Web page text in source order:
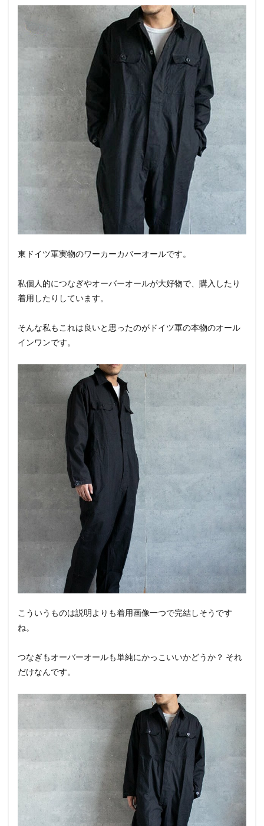
東ドイツ軍実物のワーカーカバーオールです。
私個人的につなぎやオーバーオールが大好物で、購入したり
着用したりしています。
そんな私もこれは良いと思ったのがドイツ軍の本物のオール
インワンです。
こういうものは説明よりも着用画像一つで完結しそうです
ね。
つなぎもオーバーオールも単純にかっこいいかどうか？ それ
だけなんです。